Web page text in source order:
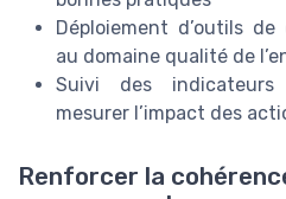
Déploiement d’outils
au domaine qualité de
Suivi des
mesurer l’impact des
Renforcer la